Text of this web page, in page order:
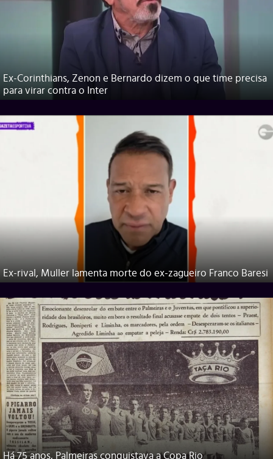
Ex-Corinthians, Zenon e Bernardo dizem o que time precisa
para virar contra o Inter
Ex-rival, Muller lamenta morte do ex-zagueiro Franco Baresi
Há 75 anos, Palmeiras conquistava a Copa Rio